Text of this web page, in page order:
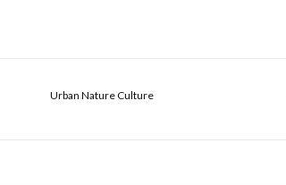
Urban Nature Culture